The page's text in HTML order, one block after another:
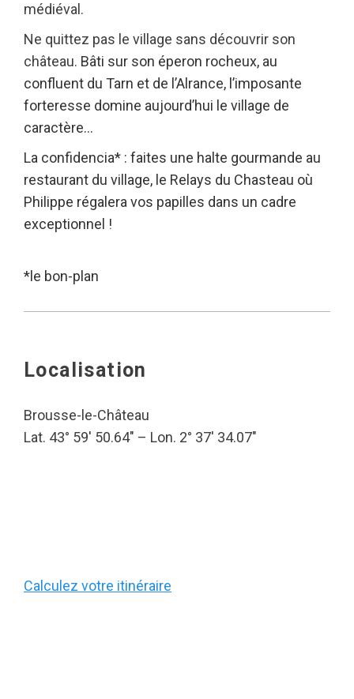
médiéval.
Ne quittez pas le village sans découvrir son
château. Bâti sur son éperon rocheux, au
confluent du Tarn et de l’Alrance, l’imposante
forteresse domine aujourd’hui le village de
caractère…
La confidencia* : faites une halte gourmande au
restaurant du village, le Relays du Chasteau où
Philippe régalera vos papilles dans un cadre
exceptionnel !
*le bon-plan
Localisation
Brousse-le-Château
Lat. 43° 59′ 50.64″ – Lon. 2° 37′ 34.07″
Calculez votre itinéraire